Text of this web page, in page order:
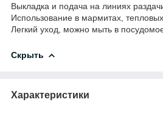
Выкладка и подача на линиях
Использование в мармитах,
Легкий уход, можно мыть в
Скрыть
Характеристики